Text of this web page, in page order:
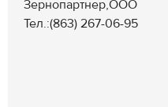
Зернопартнер,ООО
Тел.:(863) 267-06-95